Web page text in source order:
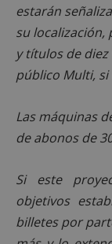
estarán
su localización,
y títulos de
público Multi, si
Las máquinas
de abonos de
Si este
objetivos
billetes por